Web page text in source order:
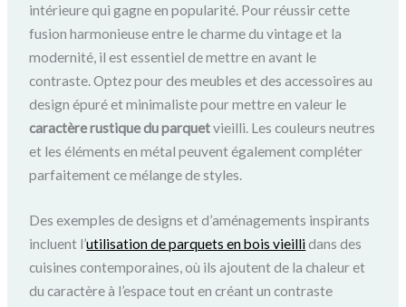
intérieure qui gagne en popularité. Pour réussir cette
fusion harmonieuse entre le charme du vintage et la
modernité, il est essentiel de mettre en avant le
contraste. Optez pour des meubles et des accessoires au
design épuré et minimaliste pour mettre en valeur le
caractère rustique du parquetvieilli. Les couleurs neutres
et les éléments en métal peuvent également compléter
parfaitement ce mélange de styles.
Des exemples de designs et d’aménagements inspirants
incluent l’utilisation de parquets en bois vieillidans des
cuisines contemporaines, où ils ajoutent de la chaleur et
du caractère à l’espace tout en créant un contraste